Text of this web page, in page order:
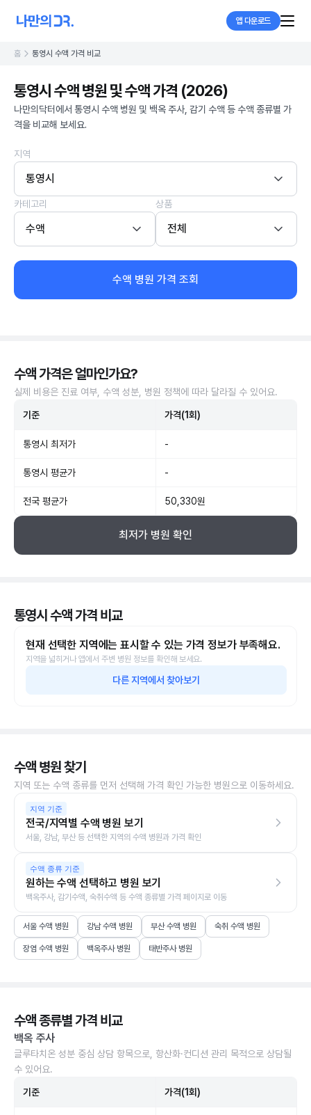
앱 다운로드
홈 통영시 수액 가격 비교
통영시 수액 병원 및 수액 가격 (2026)
나만의닥터에서 통영시 수액 병원 및 백옥 주사, 감기 수액 등 수액 종류별 가
격을 비교해 보세요.
지역
통영시
카테고리
수액
상품
전체
수액 병원 가격 조회
수액 가격은 얼마인가요?
실제 비용은 진료 여부, 수액 성분, 병원 정책에 따라 달라질 수 있어요.
기준 가격(1회)
통영시 최저가 -
통영시 평균가 -
전국 평균가 50,330원
최저가 병원 확인
통영시 수액 가격 비교
현재 선택한 지역에는 표시할 수 있는 가격 정보가 부족해요.
지역을 넓히거나 앱에서 주변 병원 정보를 확인해 보세요.
다른 지역에서 찾아보기
수액 병원 찾기
지역 또는 수액 종류를 먼저 선택해 가격 확인 가능한 병원으로 이동하세요.
지역 기준
전국/지역별 수액 병원 보기
서울, 강남, 부산 등 선택한 지역의 수액 병원과 가격 확인
수액 종류 기준
원하는 수액 선택하고 병원 보기
백옥주사, 감기수액, 숙취수액 등 수액 종류별 가격 페이지로 이동
서울 수액 병원 강남 수액 병원 부산 수액 병원 숙취 수액 병원
장염 수액 병원 백옥주사 병원 태반주사 병원
수액 종류별 가격 비교
백옥 주사
글루타치온 성분 중심 상담 항목으로, 항산화·컨디션 관리 목적으로 상담될
수 있어요.
기준 가격(1회)